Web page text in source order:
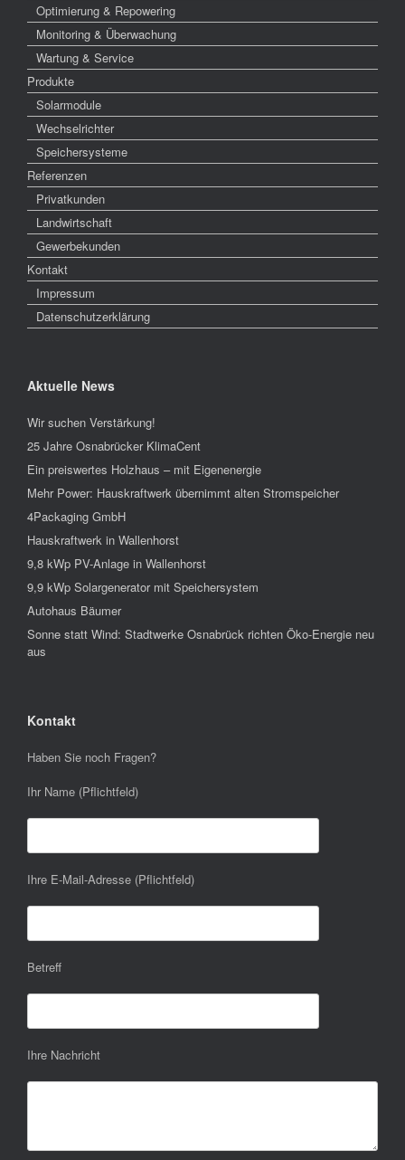
Optimierung & Repowering
Monitoring & Überwachung
Wartung & Service
Produkte
Solarmodule
Wechselrichter
Speichersysteme
Referenzen
Privatkunden
Landwirtschaft
Gewerbekunden
Kontakt
Impressum
Datenschutzerklärung
Aktuelle News
Wir suchen Verstärkung!
25 Jahre Osnabrücker KlimaCent
Ein preiswertes Holzhaus – mit Eigenenergie
Mehr Power: Hauskraftwerk übernimmt alten Stromspeicher
4Packaging GmbH
Hauskraftwerk in Wallenhorst
9,8 kWp PV-Anlage in Wallenhorst
9,9 kWp Solargenerator mit Speichersystem
Autohaus Bäumer
Sonne statt Wind: Stadtwerke Osnabrück richten Öko-Energie neu
aus
Kontakt
Haben Sie noch Fragen?
Ihr Name (Pflichtfeld)
Ihre E-Mail-Adresse (Pflichtfeld)
Betreff
Ihre Nachricht